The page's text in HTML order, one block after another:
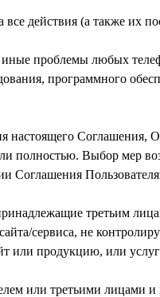
проблемы любых
программного
Соглашения,
полностью. Выбор мер
третьим
сервиса, не
или третьими